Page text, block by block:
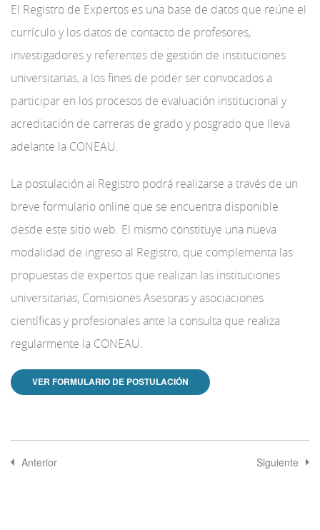
El Registro de Expertos es una base de datos que reúne el
currículo y los datos de contacto de profesores,
investigadores y referentes de gestión de instituciones
universitarias, a los fines de poder ser convocados a
participar en los procesos de evaluación institucional y
acreditación de carreras de grado y posgrado que lleva
adelante la CONEAU.
La postulación al Registro podrá realizarse a través de un
breve formulario online que se encuentra disponible
desde este sitio web. El mismo constituye una nueva
modalidad de ingreso al Registro, que complementa las
propuestas de expertos que realizan las instituciones
universitarias, Comisiones Asesoras y asociaciones
científicas y profesionales ante la consulta que realiza
regularmente la CONEAU.
VER FORMULARIO DE POSTULACIÓN
Anterior Siguiente